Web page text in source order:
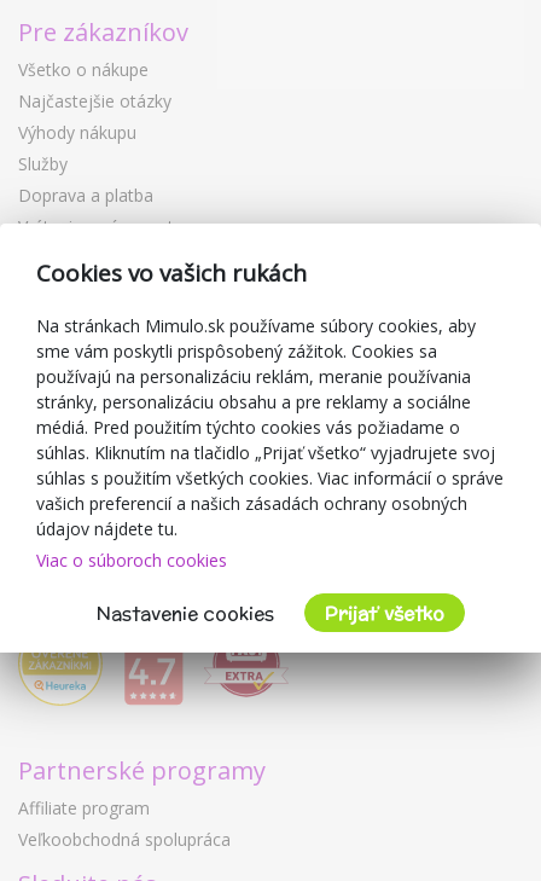
Pre zákazníkov
Všetko o nákupe
Najčastejšie otázky
Výhody nákupu
Služby
Doprava a platba
Vrátenie a výmena tovaru
Reklamácia
Darčekové poukážky
Zľavové kupóny
Blog
O predajcovi
Mimulo.sk
Obchodné podmienky
Ochrana osobných údajov GDPR
Kontakty
Spolupracujeme
Partnerské programy
Affiliate program
Veľkoobchodná spolupráca
Cookies vo vašich rukách
Na stránkach Mimulo.sk používame súbory cookies, aby
sme vám poskytli prispôsobený zážitok. Cookies sa
používajú na personalizáciu reklám, meranie používania
stránky, personalizáciu obsahu a pre reklamy a sociálne
médiá. Pred použitím týchto cookies vás požiadame o
súhlas. Kliknutím na tlačidlo „Prijať všetko“ vyjadrujete svoj
súhlas s použitím všetkých cookies. Viac informácií o správe
vašich preferencií a našich zásadách ochrany osobných
údajov nájdete tu.
Viac o súboroch cookies
Nastavenie cookies Prijať všetko